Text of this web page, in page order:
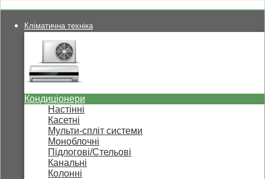
Кліматична техніка
Кондиціонери
Настінні
Касетні
Мульти-спліт системи
Моноблочні
Підлогові/Стельові
Канальні
Колонні